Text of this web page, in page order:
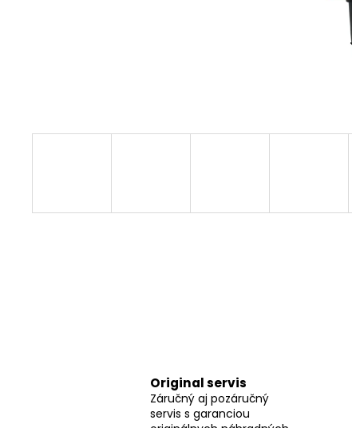
Original servis
Záručný aj pozáručný
servis s garanciou